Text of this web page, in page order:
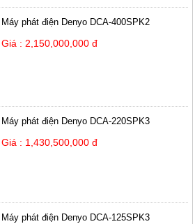
Máy phát điện Denyo DCA-400SPK2
Giá : 2,150,000,000 đ
Máy phát điện Denyo DCA-220SPK3
Giá : 1,430,500,000 đ
Máy phát điện Denyo DCA-125SPK3